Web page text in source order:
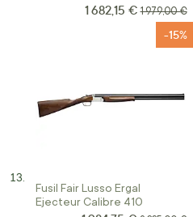
Prix Spécial
1 682,15 € Prix normal
1 979,00 €
Fusil Fair Lusso Ergal
Ejecteur Calibre 410
-15%